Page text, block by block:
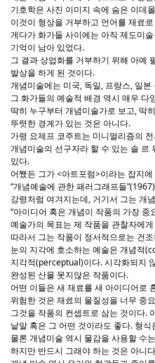
기호학은 사진 이미지 속에 숨은 이데
이것이 형상을 거부하고 언어를 재료
게다가 화가들 사이에는 아직 제도미
기억이 남아 있었다.
그 결과 상업화를 거부하기 위해 아예
발상을 하게 된 것이다.
개념미술에는 미국, 독일, 프랑스, 일
그 화가들의 예술적 배경 역시 매우 다
딱히 누구부터 개념미술가로 보고, 딱
뚜렷한 경계가 있는 것은 아니다.
가령 요제프 코주트는 미니멀리즘의
개념미술의 선구자라 할 수 있는 솔 르
있다.
어쨌든 그가 <아트포럼>이라는 잡지
“개념예술에 관한 패러그래프들
강령처럼 여겨지는데, 거기서 그는 개
“아이디어 혹은 개념이 작품의 가장 중
예술가의 목표는 제 작품을 관찰자에
따라서 그는 작품이 정서적으로는 건
눈의 지각에 호소하는 예술은 개념적
지각적(perceptual)이다. 시각화되지
완성된 산물 못지않은 작품이다.
어떤 이들은 새 재료를 새 아이디어로
위험한 것은 재료의 물질성을 너무 중
그것을 작품의 컨셉트로 삼는 것이다.
낱말 혹은 그 어떤 것이라도 좋다. 형식
물론 개념미술 역시 물감을 사용할 수
하지만 반드시 그래야 하는 것은 아니